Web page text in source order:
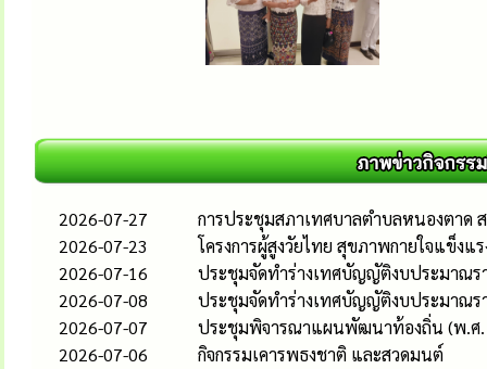
2026-07-27
การประชุมสภาเทศบาลตำบลหนองตาด
2026-07-23
โครงการผู้สูงวัยไทย สุขภาพกายใจแข็งแร
2026-07-16
ประชุมจัดทำร่างเทศบัญญัติงบประมาณร
2026-07-08
ประชุมจัดทำร่างเทศบัญญัติงบประมาณร
2026-07-07
ประชุมพิจารณาแผนพัฒนาท้องถิ่น (พ.ศ.
2026-07-06
กิจกรรมเคารพธงชาติ และสวดมนต์